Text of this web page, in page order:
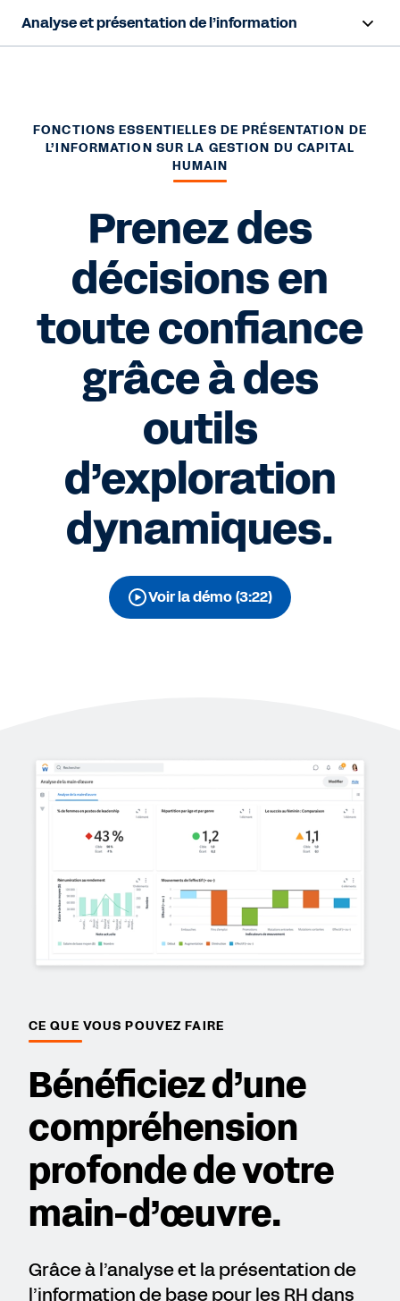
Analyse et présentation de l’information
Ressources
Nous contacter
FONCTIONS ESSENTIELLES DE PRÉSENTATION DE
L’INFORMATION SUR LA GESTION DU CAPITAL
HUMAIN
Prenez des
décisions en
toute confiance
grâce à des
outils
d’exploration
dynamiques.
Voir la démo (3:22)
CE QUE VOUS POUVEZ FAIRE
Bénéficiez d’une
compréhension
profonde de votre
main-d’œuvre.
Grâce à l’analyse et la présentation de
l’information de base pour les RH dans